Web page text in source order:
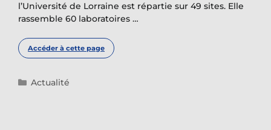
l’Université de Lorraine est répartie sur 49 sites. Elle
rassemble 60 laboratoires …
Accéder à cette page
Catégories
Actualité